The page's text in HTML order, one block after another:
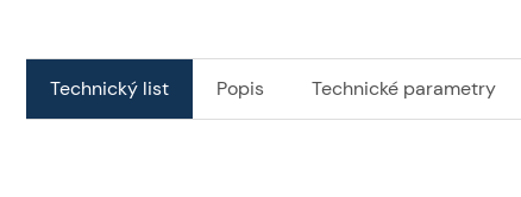
Technický list Popis Technické parametry